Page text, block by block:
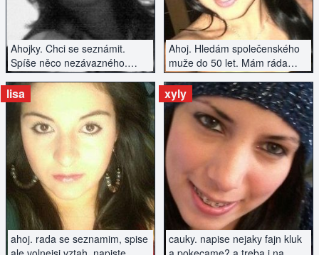
Ahojky. Chci se seznámit.
Spíše něco nezávazného.
Vztah vážný nyní ještě
nehledám.
Ahoj. Hledám společenského
muže do 50 let. Mám ráda
zábavu, sport, cestování.
Pouze vážně.
ahoj. rada se seznamim, spise
lisa
ZOBRAZIT INZERÁT
cauky. napise nejaky fajn kluk
xyly
ZOBRAZIT INZERÁT